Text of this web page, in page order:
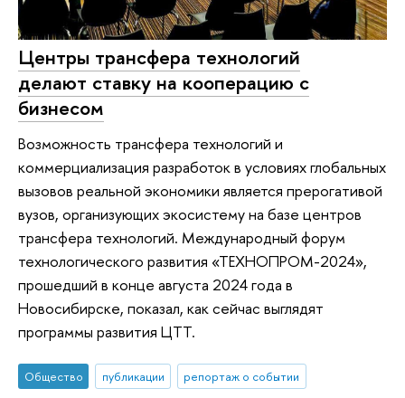
Центры трансфера технологий
делают ставку на кооперацию с
бизнесом
Возможность трансфера технологий и
коммерциализация разработок в условиях глобальных
вызовов реальной экономики является прерогативой
вузов, организующих экосистему на базе центров
трансфера технологий. Международный форум
технологического развития «ТЕХНОПРОМ-2024»,
прошедший в конце августа 2024 года в
Новосибирске, показал, как сейчас выглядят
программы развития ЦТТ.
Общество публикации репортаж о событии